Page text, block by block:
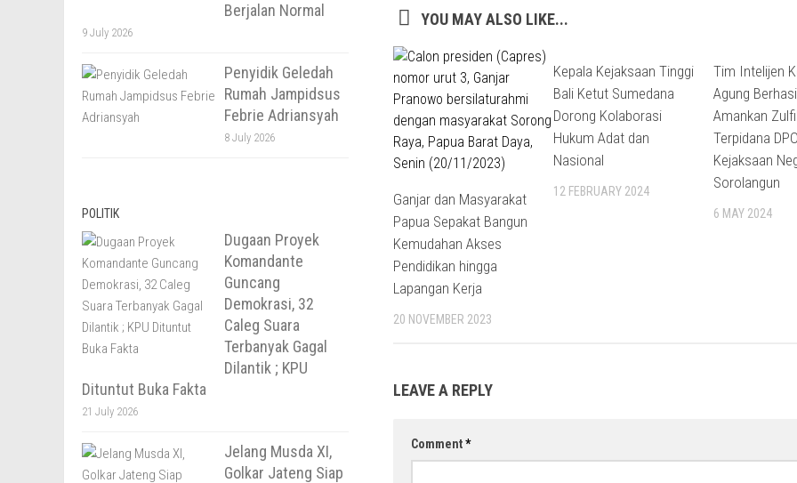
YOU MAY ALSO LIKE...
Ganjar dan Masyarakat
Papua Sepakat Bangun
Kemudahan Akses
Pendidikan hingga
Lapangan Kerja
20 NOVEMBER 2023
Kepala Kejaksaan Tinggi
Bali Ketut Sumedana
Dorong Kolaborasi
Hukum Adat dan
Nasional
12 FEBRUARY 2024
Tim Intelijen
Agung
Amankan
Terpidana DPO
Kejaksaan
Sorolangun
6 MAY 2024
LEAVE A REPLY
Comment*
Berjalan Normal
9 July 2026
Penyidik Geledah
Rumah Jampidsus
Febrie Adriansyah
8 July 2026
POLITIK
Dugaan Proyek
Komandante
Guncang
Demokrasi, 32
Caleg Suara
Terbanyak Gagal
Dilantik ; KPU
Dituntut Buka Fakta
21 July 2026
Jelang Musda XI,
Golkar Jateng Siap